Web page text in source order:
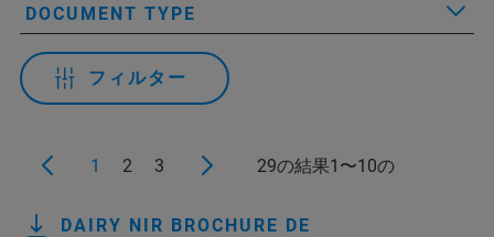
DOCUMENT TYPE
フィルター
1 2 3 29の結果1〜10の
DAIRY NIR BROCHURE DE